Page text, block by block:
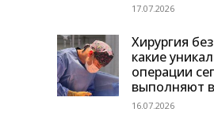
17.07.2026
Хирургия
какие
операции
выполняют
16.07.2026